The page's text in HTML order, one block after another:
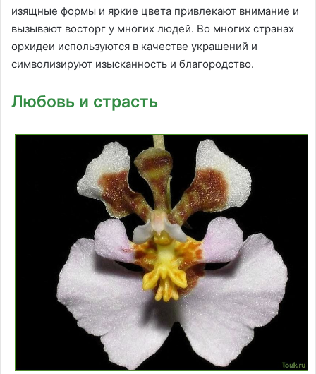
изящные формы и яркие цвета привлекают внимание и
вызывают восторг у многих людей. Во многих странах
орхидеи используются в качестве украшений и
символизируют изысканность и благородство.
Любовь и страсть